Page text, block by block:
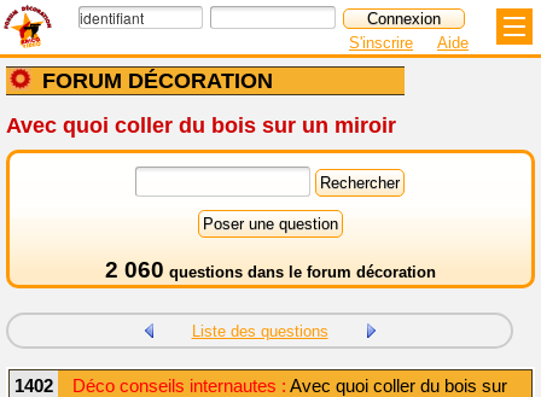
FORUM DÉCORATION
S'inscrire Aide
Avec quoi coller du bois sur un miroir
2 060 questions dans le forum décoration
Liste des questions
1402 Déco conseils internautes : Avec quoi coller du bois sur